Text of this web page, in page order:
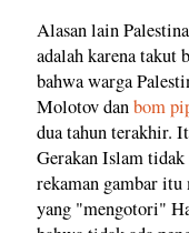
Alasan lain
adalah karena takut
bahwa warga
Molotov danbom
dua tahun terakhir.
Gerakan Islam
rekaman gambar itu
yang "mengotori"